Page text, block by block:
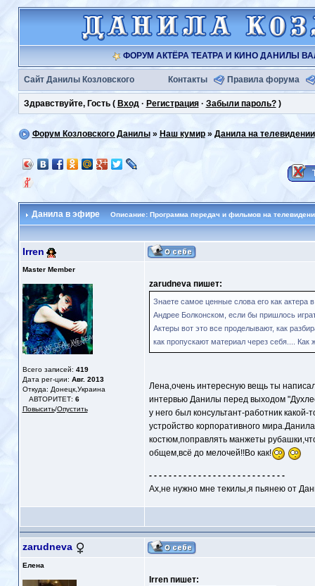
ФОРУМ АКТЁРА ТЕАТРА И КИНО ДАНИЛЫ
Сайт Данилы Козловского Контакты Правила форума
Здравствуйте, Гость ( Вход· Регистрация· Забыли пароль?)
Форум Козловского Данилы» Наш кумир» Данила на телевидении
Данила в эфире Описание: Программа передач и фильмов на
Irren
Master Member
Всего записей: 419
Дата рег-ции: Авг. 2013
Откуда: Донецк,Украина
АВТОРИТЕТ: 6
Повысить/Опустить
zarudneva пишет:
Знаете самое ценные слова его как актера
Андрее Болконском, если бы пришлось
Актеры вот это все проделывают, как
как пропускают материал через себя....
Лена,очень интересную вещь ты
интервью Данилы перед выходом
у него был консультант-работник
устройство корпоративного
костюм,поправлять манжеты
общем,всё до мелочей!!Во как!
- - - - - - - - - - - - - - - - - - - - - - - - - - - -
Ах,не нужно мне текилы,я пьянею от
zarudneva
Елена
Irren пишет: